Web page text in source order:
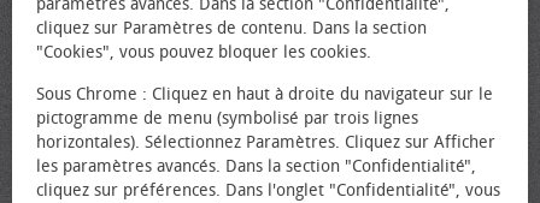
paramètres avancés. Dans la section "Confidentialité",
cliquez sur Paramètres de contenu. Dans la section
"Cookies", vous pouvez bloquer les cookies.
Sous Chrome : Cliquez en haut à droite du navigateur sur le
pictogramme de menu (symbolisé par trois lignes
horizontales). Sélectionnez Paramètres. Cliquez sur Afficher
les paramètres avancés. Dans la section "Confidentialité",
cliquez sur préférences. Dans l'onglet "Confidentialité", vous